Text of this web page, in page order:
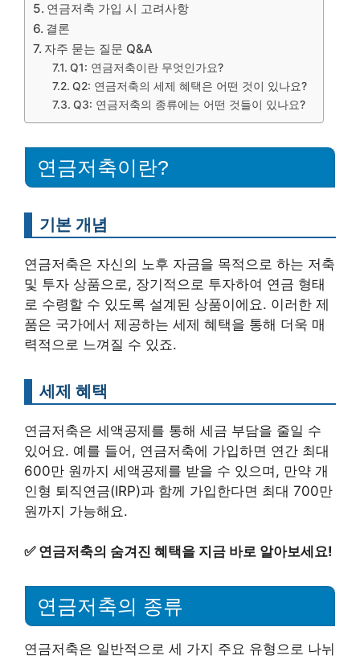
연금저축 가입 시 고려사항
결론
자주 묻는 질문 Q&A
Q1: 연금저축이란 무엇인가요?
Q2: 연금저축의 세제 혜택은 어떤 것이 있나요?
Q3: 연금저축의 종류에는 어떤 것들이 있나요?
연금저축이란?
기본 개념
연금저축은 자신의 노후 자금을 목적으로 하는 저축
및 투자 상품으로, 장기적으로 투자하여 연금 형태
로 수령할 수 있도록 설계된 상품이에요. 이러한 제
품은 국가에서 제공하는 세제 혜택을 통해 더욱 매
력적으로 느껴질 수 있죠.
세제 혜택
연금저축은 세액공제를 통해 세금 부담을 줄일 수
있어요. 예를 들어, 연금저축에 가입하면 연간 최대
600만 원까지 세액공제를 받을 수 있으며, 만약 개
인형 퇴직연금(IRP)과 함께 가입한다면 최대 700만
원까지 가능해요.
✅ 연금저축의 숨겨진 혜택을 지금 바로 알아보세요!
연금저축의 종류
연금저축은 일반적으로 세 가지 주요 유형으로 나뉘